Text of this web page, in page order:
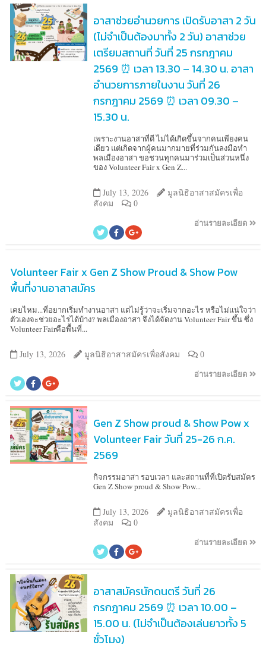
อาสาช่วยอำนวยการ เปิดรับอาสา 2 วัน
(ไม่จำเป็นต้องมาทั้ง 2 วัน) อาสาช่วย
เตรียมสถานที่ วันที่ 25 กรกฎาคม
2569 ⏰ เวลา 13.30 – 14.30 น. อาสา
อำนวยการภายในงาน วันที่ 26
กรกฎาคม 2569 ⏰ เวลา 09.30 –
15.30 น.
เพราะงานอาสาที่ดี ไม่ได้เกิดขึ้นจากคนเพียงคน
เดียว แต่เกิดจากผู้คนมากมายที่ร่วมกันลงมือทำ
พลเมืองอาสา ขอชวนทุกคนมาร่วมเป็นส่วนหนึ่ง
ของ Volunteer Fair x Gen Z...
July 13, 2026
มูลนิธิอาสาสมัครเพื่อ
สังคม
0
อ่านรายละเอียด
Volunteer Fair x Gen Z Show Proud & Show Pow
พื้นที่งานอาสาสมัคร
เคยไหม...ที่อยากเริ่มทำงานอาสา แต่ไม่รู้ว่าจะเริ่มจากอะไร หรือไม่แน่ใจว่า
ตัวเองจะช่วยอะไรได้บ้าง? พลเมืองอาสา จึงได้จัดงาน Volunteer Fair ขึ้น ซึ่ง
Volunteer Fairคือพื้นที่...
July 13, 2026 มูลนิธิอาสาสมัครเพื่อสังคม 0
อ่านรายละเอียด
Gen Z Show proud & Show Pow x
Volunteer Fair วันที่ 25-26 ก.ค.
2569
กิจกรรมอาสา รอบเวลา และสถานที่ที่เปิดรับสมัคร
Gen Z Show proud & Show Pow...
July 13, 2026
มูลนิธิอาสาสมัครเพื่อ
สังคม
0
อ่านรายละเอียด
อาสาสมัครนักดนตรี วันที่ 26
กรกฎาคม 2569 ⏰ เวลา 10.00 –
15.00 น. (ไม่จำเป็นต้องเล่นยาวทั้ง 5
ชั่วโมง)